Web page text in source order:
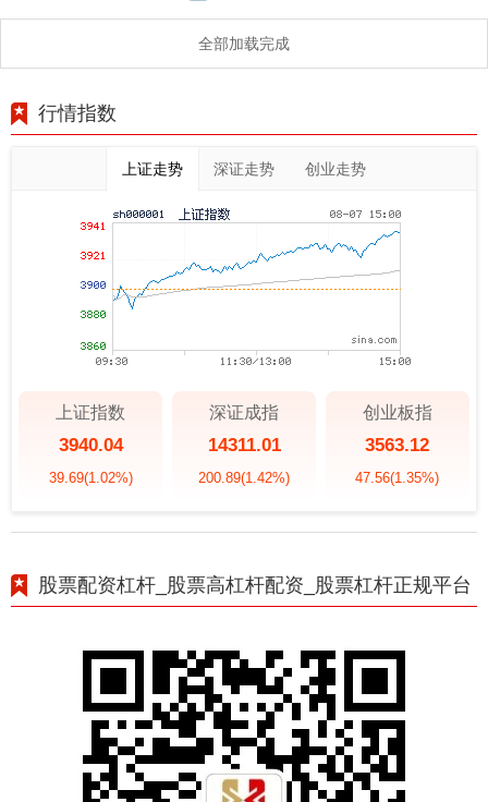
全部加载完成
行情指数
上证走势 深证走势 创业走势
上证指数
3940.04
39.69(1.02%)
深证成指
14311.01
200.89(1.42%)
创业板指
3563.12
47.56(1.35%)
股票配资杠杆_股票高杠杆配资_股票杠杆正规平台